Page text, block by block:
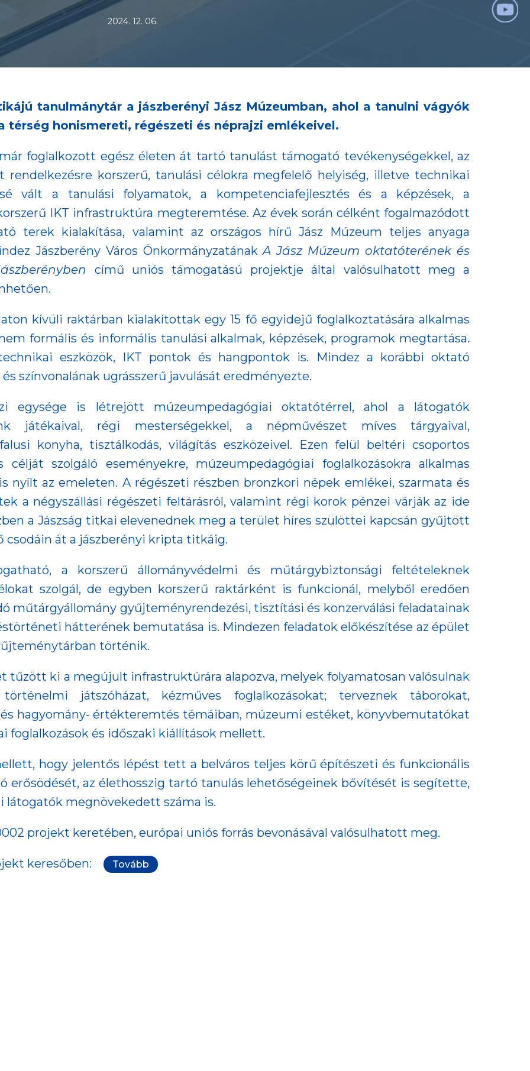
2024. 12. 06.
tanulmánytár a jászberényi Jász Múzeumban, ahol a tanulni vágyók
térség honismereti, régészeti és néprajzi emlékeivel.
foglalkozott egész életen át tartó tanulást támogató tevékenységekkel, az
korszerű, tanulási célokra megfelelő helyiség, illetve technikai
vált a tanulási folyamatok, a kompetenciafejlesztés és a képzések, a
IKT infrastruktúra megteremtése. Az évek során célként fogalmazódott
terek kialakítása, valamint az országos hírű Jász Múzeum teljes anyaga
Jászberény Város ÖnkormányzatánakA Jász Múzeum oktatóterének és
című uniós támogatású projektje által valósulhatott meg a
kívüli raktárban kialakítottak egy 15 fő egyidejű foglalkoztatására alkalmas
formális és informális tanulási alkalmak, képzések, programok megtartása.
eszközök, IKT pontok és hangpontok is. Mindez a korábbi oktató
színvonalának ugrásszerű javulását eredményezte.
egysége is létrejött múzeumpedagógiai oktatótérrel, ahol a látogatók
játékaival, régi mesterségekkel, a népművészet míves tárgyaival,
konyha, tisztálkodás, világítás eszközeivel. Ezen felül beltéri csoportos
célját szolgáló eseményekre, múzeumpedagógiai foglalkozásokra alkalmas
nyílt az emeleten. A régészeti részben bronzkori népek emlékei, szarmata és
a négyszállási régészeti feltárásról, valamint régi korok pénzei várják az ide
a Jászság titkai elevenednek meg a terület híres szülöttei kapcsán gyűjtött
csodáin át a jászberényi kripta titkáig.
a korszerű állományvédelmi és műtárgybiztonsági feltételeknek
szolgál, de egyben korszerű raktárként is funkcionál, melyből eredően
műtárgyállomány gyűjteményrendezési, tisztítási és konzerválási feladatainak
hátterének bemutatása is. Mindezen feladatok előkészítése az épület
történik.
tűzött ki a megújult infrastruktúrára alapozva, melyek folyamatosan valósulnak
játszóházat, kézműves foglalkozásokat; terveznek táborokat,
hagyomány- értékteremtés témáiban, múzeumi estéket, könyvbemutatókat
foglalkozások és időszaki kiállítások mellett.
hogy jelentős lépést tett a belváros teljes körű építészeti és funkcionális
erősödését, az élethosszig tartó tanulás lehetőségeinek bővítését is segítette,
látogatók megnövekedett száma is.
projekt keretében, európai uniós forrás bevonásával valósulhatott meg.
keresőben: Tovább